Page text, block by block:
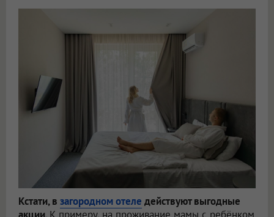
Кстати, в загородном отеле действуют выгодные